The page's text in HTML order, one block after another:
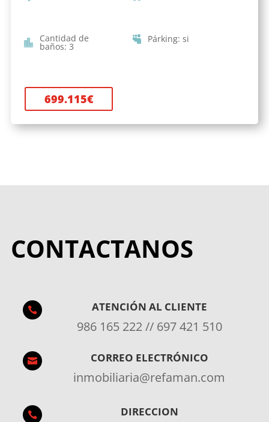
Cantidad de
baños: 3
Párking: si
699.115€
CONTACTANOS
 ATENCIÓN AL CLIENTE
986 165 222 // 697 421 510
 CORREO ELECTRÓNICO
inmobiliaria@refaman.com
 DIRECCION